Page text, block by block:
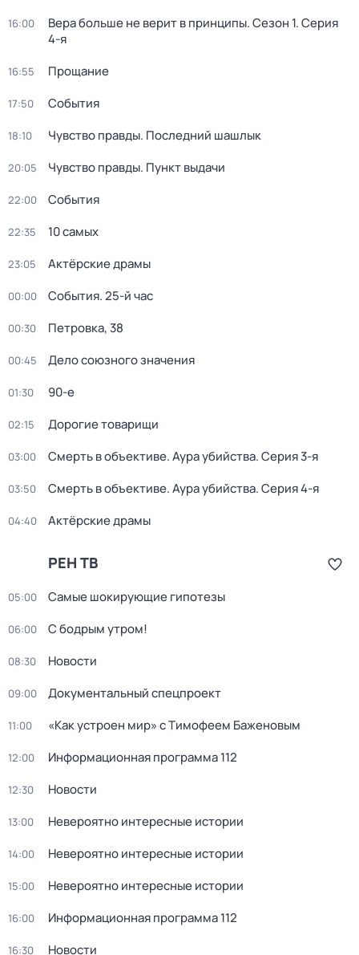
16:00 Вера больше не верит в принципы. Сезон 1. Серия
4-я
16:55 Прощание
17:50 События
18:10 Чувство правды. Последний шашлык
20:05 Чувство правды. Пункт выдачи
22:00 События
22:35 10 самых
23:05 Актёрские драмы
00:00 События. 25-й час
00:30 Петровка, 38
00:45 Дело союзного значения
01:30 90-е
02:15 Дорогие товарищи
03:00 Смерть в объективе. Аура убийства. Серия 3-я
03:50 Смерть в объективе. Аура убийства. Серия 4-я
04:40 Актёрские драмы
РЕН ТВ
05:00 Самые шoкиpующие гипотезы
06:00 С бодрым утром!
08:30 Новости
09:00 Документальный спецпроект
11:00 «Как устроен мир» с Тимофеем Баженовым
12:00 Информационная программа 112
12:30 Новости
13:00 Невероятно интересные истории
14:00 Невероятно интересные истории
15:00 Невероятно интересные истории
16:00 Информационная программа 112
16:30 Новости